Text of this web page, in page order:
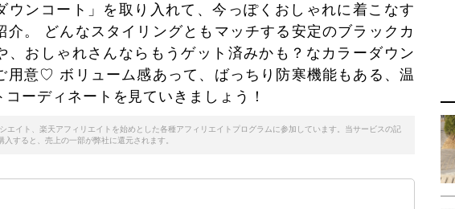
ウンコート」を取り入れて、今っぽくおしゃれに着こなす
介。 どんなスタイリングともマッチする安定のブラックカ
、おしゃれさんならもうゲット済みかも？なカラーダウン
用意♡ ボリューム感あって、ばっちり防寒機能もある、温
ーディネートを見ていきましょう！
エイト、楽天アフィリエイトを始めとした各種アフィリエイトプログラムに参加しています。当サービスの記
すると、売上の一部が弊社に還元されます。